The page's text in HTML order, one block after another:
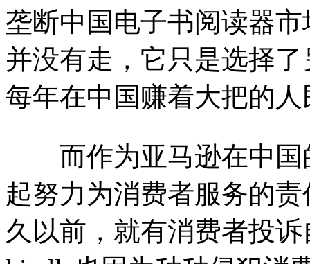
垄断中国电子书阅读器
并没有走，它只是选择
每年在中国赚着大把的人
而作为亚马逊在中国
起努力为消费者服务的
久以前，就有消费者投